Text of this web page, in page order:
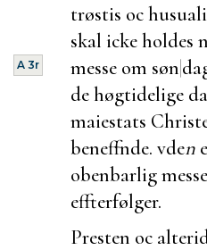
trøstis oc
skal icke holdes
messe om søn|
A 3r
de høgtidelige
maiestats
beneffnde. vden
obenbarlig
effterfølger.
Presten oc